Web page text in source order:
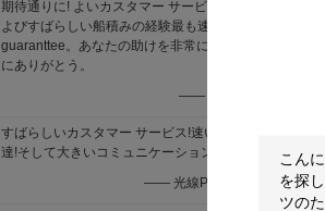
期待通りに! よいカスタマー サービスお
よびすばらしい船積みの経験最も速いの
guaranttee。あなたの助けを非常に本当
にありがとう。
—— Binet
すばらしいカスタマー サービス!速い配
達!そして大きいコミュニケーション!
—— 光線Piedra
表